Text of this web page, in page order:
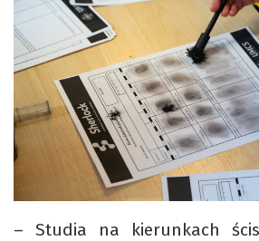
– Studia na kierunkach